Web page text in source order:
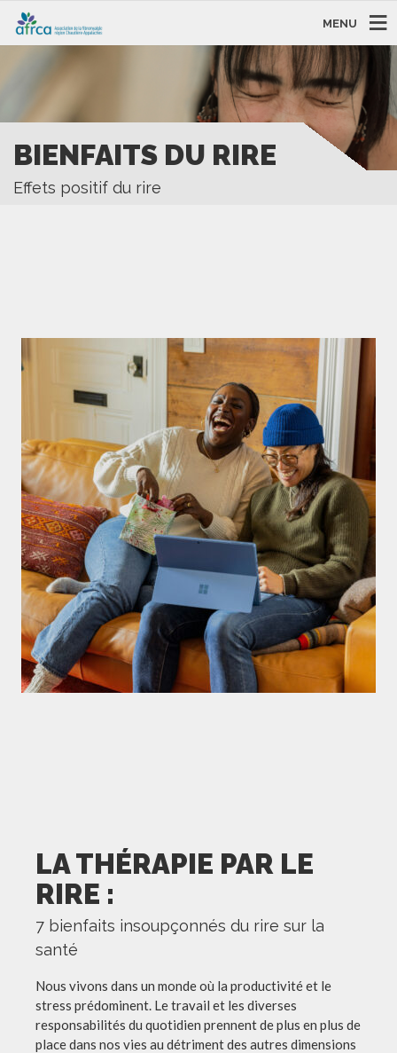
MENU
BIENFAITS DU RIRE
Effets positif du rire
LA THÉRAPIE PAR LE
RIRE :
7 bienfaits insoupçonnés du rire sur la
santé
Nous vivons dans un monde où la productivité et le
stress prédominent. Le travail et les diverses
responsabilités du quotidien prennent de plus en plus de
place dans nos vies au détriment des autres dimensions